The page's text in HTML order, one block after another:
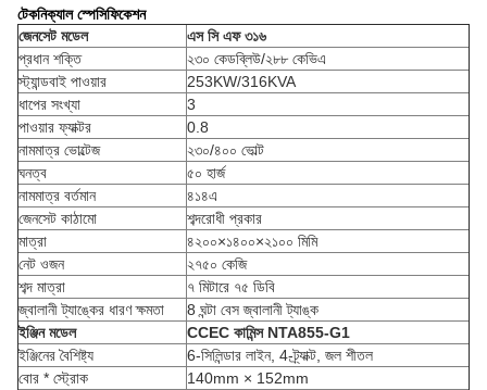
টেকনিক্যাল স্পেসিফিকেশন
জেনসেট মডেল
এস সি এফ ৩১৬
প্রধান শক্তি
২৩০ কেডব্লিউ/২৮৮ কেভিএ
স্ট্যান্ডবাই পাওয়ার
253KW/316KVA
ধাপের সংখ্যা
3
পাওয়ার ফ্যাক্টর
0.8
নামমাত্র ভোল্টেজ
২৩০/৪০০ ভোল্ট
ঘনত্ব
৫০ হার্জ
নামমাত্র বর্তমান
৪১৪এ
জেনসেট কাঠামো
শব্দরোধী প্রকার
মাত্রা
৪২০০×১৪০০×২১০০ মিমি
নেট ওজন
২৭৫০ কেজি
শব্দ মাত্রা
৭ মিটারে ৭৫ ডিবি
জ্বালানী ট্যাঙ্কের ধারণ ক্ষমতা
8 ঘন্টা বেস জ্বালানী ট্যাঙ্ক
ইঞ্জিন মডেল
CCEC কামিন্স NTA855-G1
ইঞ্জিনের বৈশিষ্ট্য
6-সিলিন্ডার লাইন, 4-ট্র্যাক্ট, জল শীতল
বোর * স্ট্রোক
140mm × 152mm